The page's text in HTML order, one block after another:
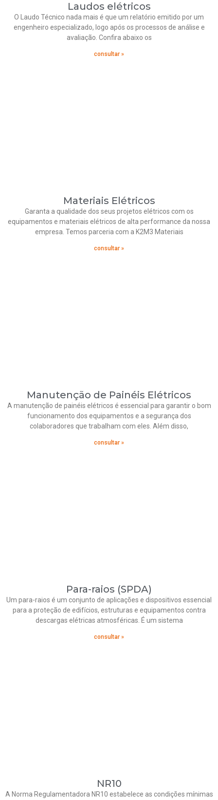
Laudos elétricos
O Laudo Técnico nada mais é que um relatório emitido por um
engenheiro especializado, logo após os processos de análise e
avaliação. Confira abaixo os
consultar »
Materiais Elétricos
Garanta a qualidade dos seus projetos elétricos com os
equipamentos e materiais elétricos de alta performance da nossa
empresa. Temos parceria com a K2M3 Materiais
consultar »
Manutenção de Painéis Elétricos
A manutenção de painéis elétricos é essencial para garantir o bom
funcionamento dos equipamentos e a segurança dos
colaboradores que trabalham com eles. Além disso,
consultar »
Para-raios (SPDA)
Um para-raios é um conjunto de aplicações e dispositivos essencial
para a proteção de edifícios, estruturas e equipamentos contra
descargas elétricas atmosféricas. É um sistema
consultar »
NR10
A Norma Regulamentadora NR10 estabelece as condições mínimas